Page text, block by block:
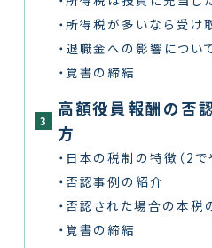
・所得税が多いなら受け
・退職金への影響につい
・覚書の締結
3
高額役員報酬の否
方
・日本の税制の特徴（2で
・否認事例の紹介
・否認された場合の本税
・覚書の締結